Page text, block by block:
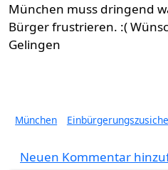
München muss dringend
Bürger frustrieren. :(
Gelingen
München
Neuen Kommentar